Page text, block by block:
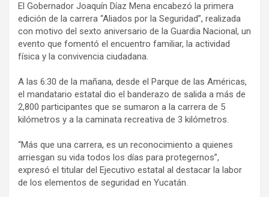
El Gobernador Joaquín Díaz Mena encabezó la primera
edición de la carrera “Aliados por la Seguridad”, realizada
con motivo del sexto aniversario de la Guardia Nacional, un
evento que fomentó el encuentro familiar, la actividad
física y la convivencia ciudadana.
A las 6:30 de la mañana, desde el Parque de las Américas,
el mandatario estatal dio el banderazo de salida a más de
2,800 participantes que se sumaron a la carrera de 5
kilómetros y a la caminata recreativa de 3 kilómetros.
“Más que una carrera, es un reconocimiento a quienes
arriesgan su vida todos los días para protegernos”,
expresó el titular del Ejecutivo estatal al destacar la labor
de los elementos de seguridad en Yucatán.